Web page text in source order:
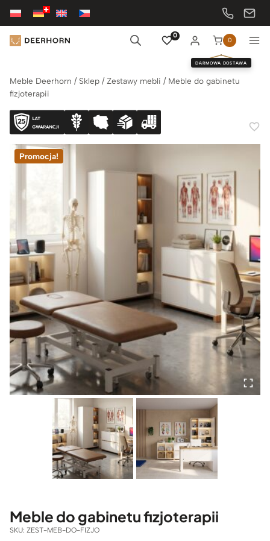
Przejdź
treści
0
0
DARMOWA DOSTAWA
Meble Deerhorn / Sklep / Zestawy mebli / Meble do gabinetu
fizjoterapii
Promocja!
Meble do gabinetu fizjoterapii
SKU: ZEST-MEB-DO-FIZJO